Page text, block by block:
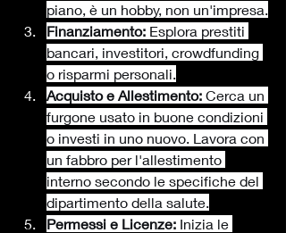
piano, è un hobby, non un'impresa.
Finanziamento: Esplora prestiti
bancari, investitori, crowdfunding
o risparmi personali.
Acquisto e Allestimento: Cerca un
furgone usato in buone condizioni
o investi in uno nuovo. Lavora con
un fabbro per l'allestimento
interno secondo le specifiche del
dipartimento della salute.
Permessi e Licenze: Inizia le